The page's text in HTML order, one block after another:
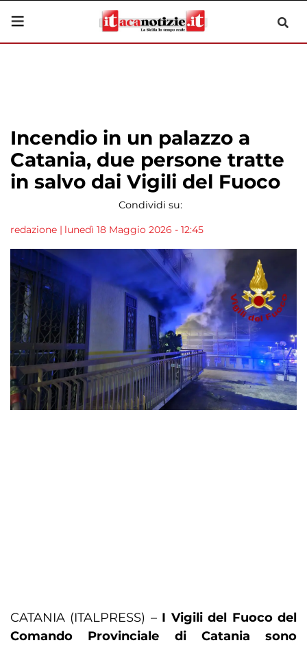
Incendio in un palazzo a
Catania, due persone tratte
in salvo dai Vigili del Fuoco
Condividi su:
redazione | lunedì 18 Maggio 2026 - 12:45
CATANIA (ITALPRESS) – I Vigili del Fuoco del
Comando Provinciale di Catania sono